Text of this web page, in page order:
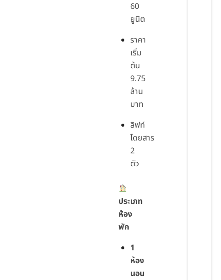
60
ยูนิต
ราคา
เริ่ม
ต้น
9.75
ล้าน
บาท
ลิฟท์
โดยสาร
2
ตัว
ประเภท
ห้อง
พัก
1
ห้อง
นอน